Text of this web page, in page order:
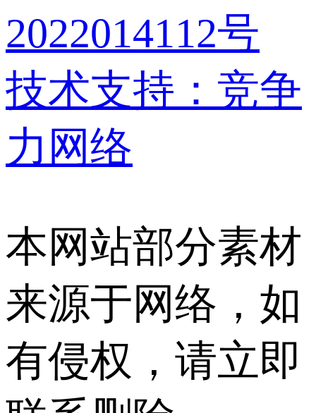
2022014112号
技术支持：竞争
力网络
本网站部分素材
来源于网络，如
有侵权，请立即